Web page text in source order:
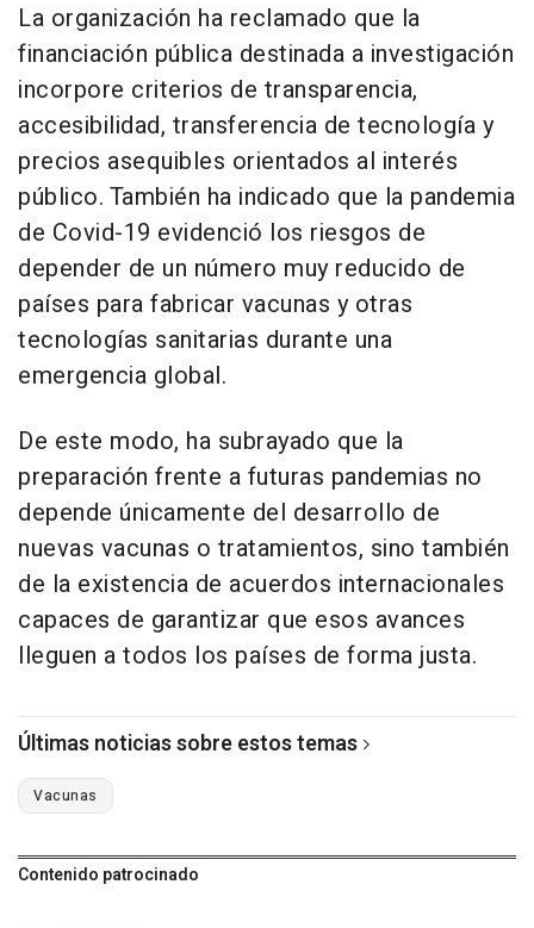
La organización ha reclamado que la
financiación pública destinada a investigación
incorpore criterios de transparencia,
accesibilidad, transferencia de tecnología y
precios asequibles orientados al interés
público. También ha indicado que la pandemia
de Covid-19 evidenció los riesgos de
depender de un número muy reducido de
países para fabricar vacunas y otras
tecnologías sanitarias durante una
emergencia global.
De este modo, ha subrayado que la
preparación frente a futuras pandemias no
depende únicamente del desarrollo de
nuevas vacunas o tratamientos, sino también
de la existencia de acuerdos internacionales
capaces de garantizar que esos avances
lleguen a todos los países de forma justa.
Últimas noticias sobre estos temas
Vacunas
Contenido patrocinado